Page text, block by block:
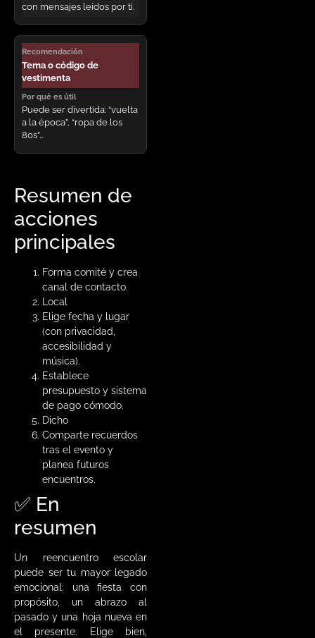
con mensajes leídos por ti.
Tema o código de
vestimenta
Puede ser divertida: “vuelta
a la época”, “ropa de los
80s”…
Resumen de
acciones
principales
Forma comité y crea
canal de contacto.
Local
Elige fecha y lugar
(con privacidad,
accesibilidad y
música).
Establece
presupuesto y sistema
de pago cómodo.
Dicho
Comparte recuerdos
tras el evento y
planea futuros
encuentros.
✅ En
resumen
Un reencuentro escolar
puede ser tu mayor legado
emocional: una fiesta con
propósito, un abrazo al
pasado y una hoja nueva en
el presente. Elige bien,